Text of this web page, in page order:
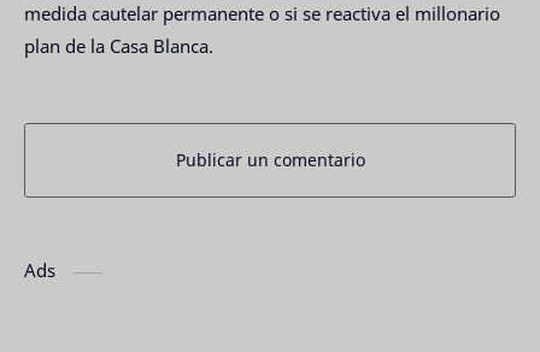
medida cautelar permanente o si se reactiva el millonario
plan de la Casa Blanca.
Publicar un comentario
Ads